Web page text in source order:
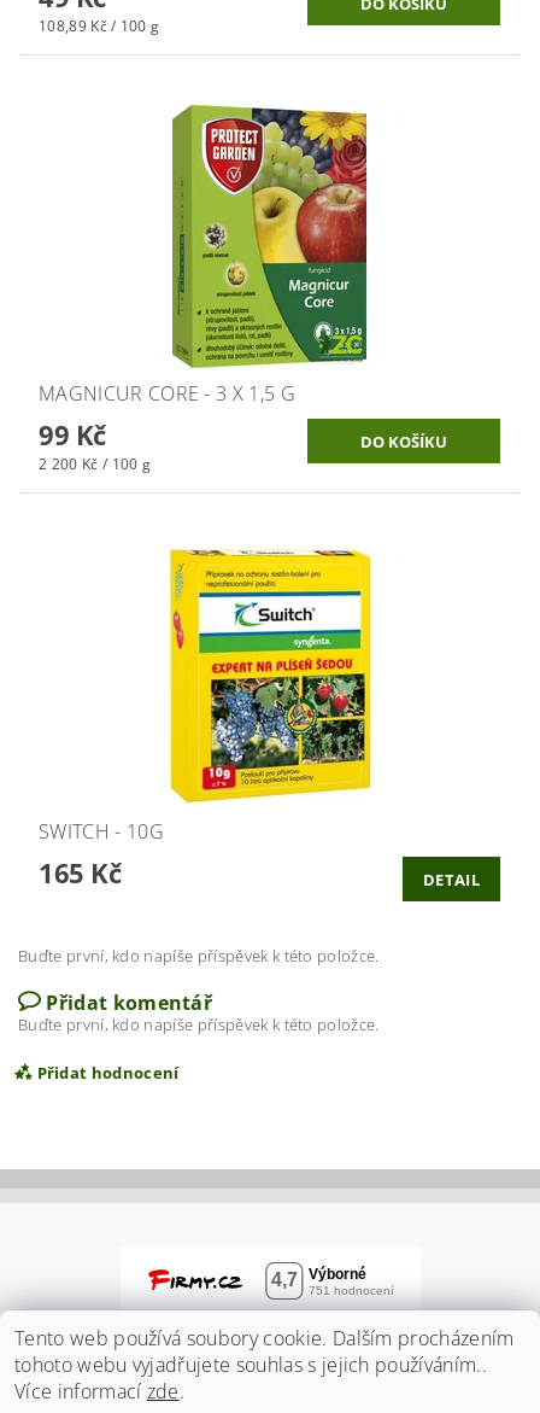
108,89 Kč / 100 g
MAGNICUR CORE - 3 X 1,5 G
99 Kč
2 200 Kč / 100 g
SWITCH - 10G
165 Kč DETAIL
Buďte první, kdo napíše příspěvek k této položce.
Přidat komentář
Buďte první, kdo napíše příspěvek k této položce.
Přidat hodnocení
Tento web používá soubory cookie. Dalším procházením
tohoto webu vyjadřujete souhlas s jejich používáním..
Více informací zde.